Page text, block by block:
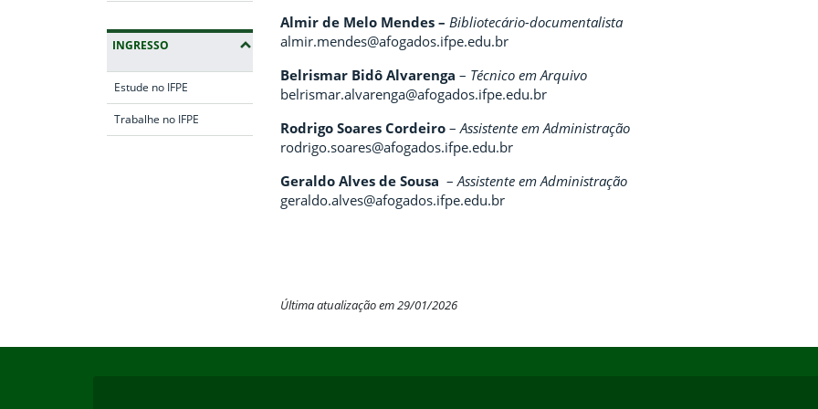
INGRESSO
Estude no IFPE
Trabalhe no IFPE
Almir de Melo Mendes – Bibliotecário-documentalista
almir.mendes@afogados.ifpe.edu.br
Belrismar Bidô Alvarenga – Técnico em Arquivo
belrismar.alvarenga@afogados.ifpe.edu.br
Rodrigo Soares Cordeiro – Assistente em Administração
rodrigo.soares@afogados.ifpe.edu.br
Geraldo Alves de Sousa – Assistente em Administração
geraldo.alves@afogados.ifpe.edu.br
Última atualização em 29/01/2026